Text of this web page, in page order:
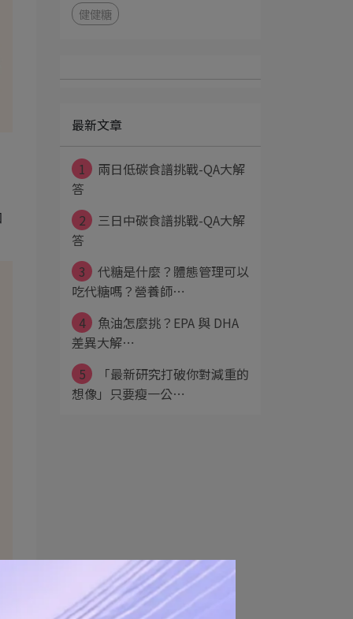
健健糖
最新文章
1
兩日低碳食譜挑戰-QA大解
答
2
三日中碳食譜挑戰-QA大解
答
3
代糖是什麼？體態管理可以
吃代糖嗎？營養師⋯
4
魚油怎麼挑？EPA 與 DHA
差異大解⋯
5
「最新研究打破你對減重的
想像」只要瘦一公⋯